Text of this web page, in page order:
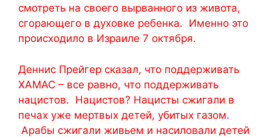
смотреть на своего вырванного из живота,
сгорающего в духовке ребенка. Именно это
происходило в Израиле 7 октября.
Деннис Прейгер сказал, что поддерживать
ХАМАС – все равно, что поддерживать
нацистов. Нацистов? Нацисты сжигали в
печах уже мертвых детей, убитых газом.
Арабы сжигали живьем и насиловали детей